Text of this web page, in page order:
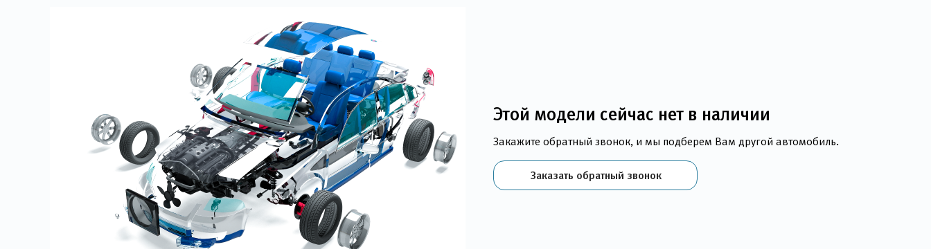
Этой модели сейчас нет в наличии
Закажите обратный звонок, и мы подберем Вам другой автомобиль.
Заказать обратный звонок